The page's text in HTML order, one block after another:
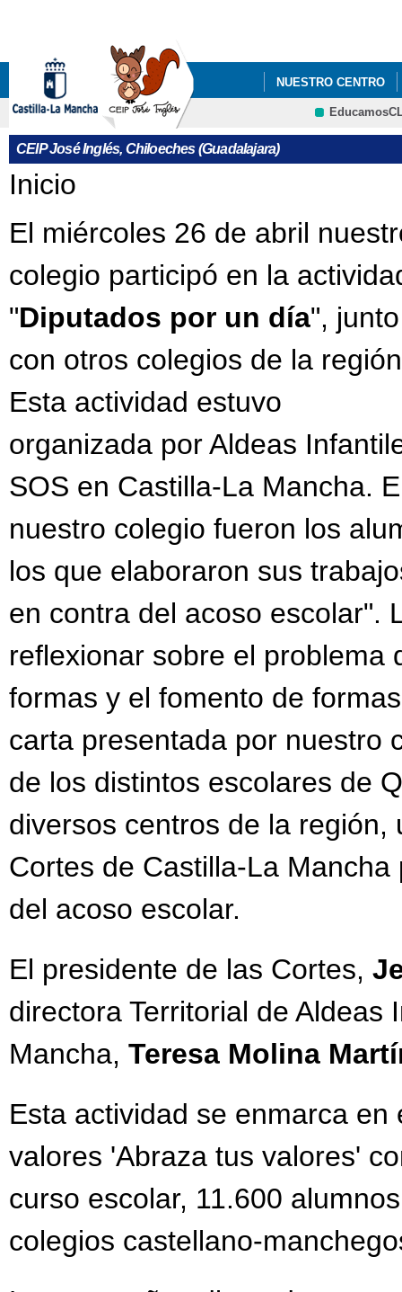
NUESTRO CENTRO
PROCESO DE
CEIP José Inglés, Chiloeches (Guadalajara)
Se encuentra usted aquí
Inicio
El miércoles 26 de abril
colegio participó en la
"Diputados por un día", junto
con otros colegios de la
Esta actividad estuvo
organizada por Aldeas
SOS en Castilla-La Mancha.
nuestro colegio fueron los
los que elaboraron sus
en contra del acoso escolar".
reflexionar sobre el problema
formas y el fomento de
carta presentada por nuestro
de los distintos escolares de
diversos centros de la
Cortes de Castilla-La
del acoso escolar.
El presidente de las Cortes,
directora Territorial de Aldeas
Mancha, Teresa Molina
Esta actividad se enmarca
valores 'Abraza tus valores'
curso escolar, 11.600
colegios castellano-